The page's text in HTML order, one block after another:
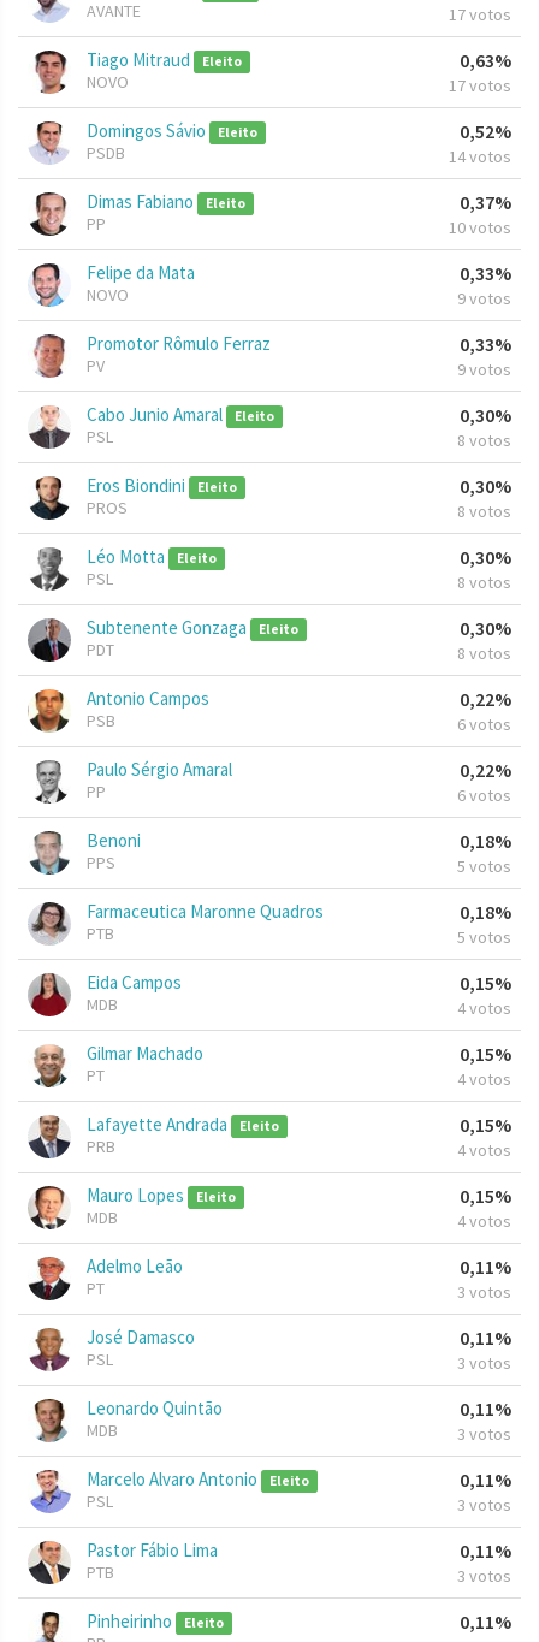
AVANTE 17 votos
Tiago Mitraud Eleito
NOVO
0,63%
17 votos
Domingos Sávio Eleito
PSDB
0,52%
14 votos
Dimas Fabiano Eleito
PP
0,37%
10 votos
Felipe da Mata
NOVO
0,33%
9 votos
Promotor Rômulo Ferraz
PV
0,33%
9 votos
Cabo Junio Amaral Eleito
PSL
0,30%
8 votos
Eros Biondini Eleito
PROS
0,30%
8 votos
Léo Motta Eleito
PSL
0,30%
8 votos
Subtenente Gonzaga Eleito
PDT
0,30%
8 votos
Antonio Campos
PSB
0,22%
6 votos
Paulo Sérgio Amaral
PP
0,22%
6 votos
Benoni
PPS
0,18%
5 votos
Farmaceutica Maronne Quadros
PTB
0,18%
5 votos
Eida Campos
MDB
0,15%
4 votos
Gilmar Machado
PT
0,15%
4 votos
Lafayette Andrada Eleito
PRB
0,15%
4 votos
Mauro Lopes Eleito
MDB
0,15%
4 votos
Adelmo Leão
PT
0,11%
3 votos
José Damasco
PSL
0,11%
3 votos
Leonardo Quintão
MDB
0,11%
3 votos
Marcelo Alvaro Antonio Eleito
PSL
0,11%
3 votos
Pastor Fábio Lima
PTB
0,11%
3 votos
Pinheirinho Eleito 0,11%